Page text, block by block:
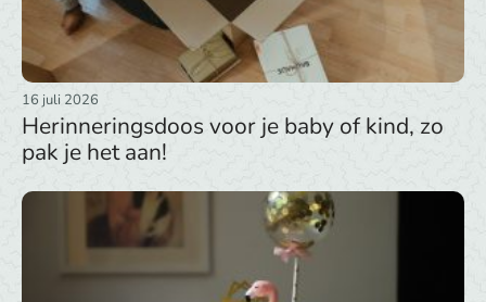
16 juli 2026
Herinneringsdoos voor je baby of kind, zo
pak je het aan!